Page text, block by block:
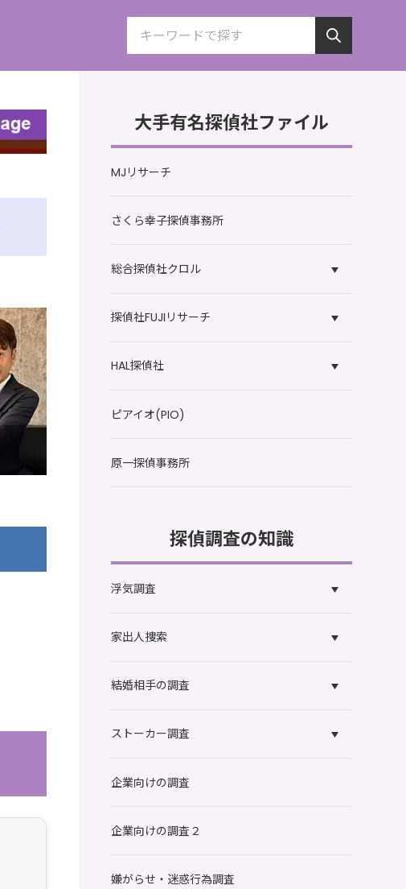
大手有名探偵社ファイル
MJリサーチ
さくら幸子探偵事務所
総合探偵社クロル
探偵社FUJIリサーチ
HAL探偵社
ピアイオ(PIO)
原一探偵事務所
探偵調査の知識
浮気調査
家出人捜索
結婚相手の調査
ストーカー調査
企業向けの調査
企業向けの調査２
嫌がらせ・迷惑行為調査